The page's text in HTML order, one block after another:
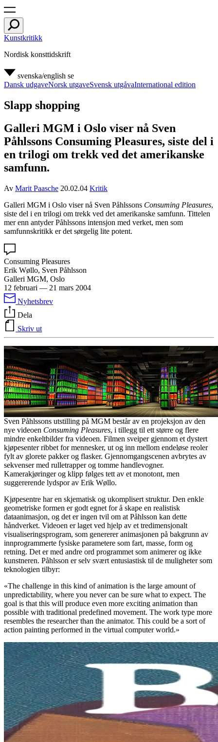
Kunstkritikk
Nordisk konsttidskrift
svenska/english se
Dansk udgaveNorsk utgaveSvensk utgåvaInternational edition
Slapp shopping
Galleri MGM i Oslo viser nå Sven
Påhlssons Consuming Pleasures, siste del i
en trilogi om trekk ved det amerikanske
samfunn.
Av Marit Paasche 20.02.04 Kritik
Galleri MGM i Oslo viser nå Sven Påhlssons Consuming Pleasures,
siste del i en trilogi om trekk ved det amerikanske samfunn. Tittelen
mer enn antyder Påhlssons intensjon med verket, men som
samfunnskritikk er det sørgelig lite potent.
Consuming Pleasures
Erik Wøllo, Sven Påhlsson
Galleri MGM, Oslo
12 februari — 21 mars 2004
Nyhetsbrev
Dela
Skriv ut
Sven Påhlssons utstilling på MGM består av en projeksjon av den
nye videoen Consuming Pleasures, i tillegg til ett større og flere
mindre enkeltbilder fra videoen. Filmen sveiper gjennom et dystert
kjøpesenter ribbet for mennesker, ut og inn mellom endeløse reoler
fylt av glorete pakker og flasker. Gjennomgangscenen avbrytes av
sekvenser med rulletrapper og tomme handlevogner.
Kamerakjøringer og klipp følges tett av et monotont, men
suggererende lydspor av Erik Wøllo.
Kjøpesentre har en skjematisk og ukomplisert struktur. Den enkle
geometriske formen er godt egnet for å skape en realistisk
dataanimasjon, og det er ingen tvil om at Påhlsson kan dette
håndverket. Videoen er laget ved hjelp av et tredimensjonalt
visualiseringsprogram, som genererer animasjonen på bakgrunn av
innprogrammerte fysiske parametere som fart, masse, form og
retning. Det er med andre ord programmet som animerer og ikke
kunstneren. Påhlsson er selv svært entusiastisk til de muligheter som
teknologien tilbyr:
«The challenge in this kind of animation is the large amount of
unpredictability, where you never can be sure what to expect. The
goal is that this will produce even more exciting animation than
possible with traditional predefined movement. The work type more
resembles the researcher than the animator. This could be a sort of
action painting performed in the virtual computer world.»